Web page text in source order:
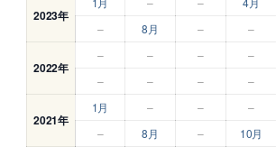
2023年
–
8月 – –
2022年
– – – –
–
– – –
2021年
1月 – – –
–
8月 – 10月